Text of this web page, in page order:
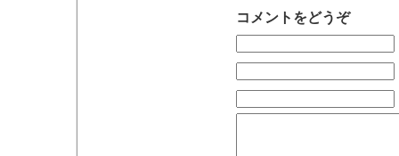
コメントをどうぞ